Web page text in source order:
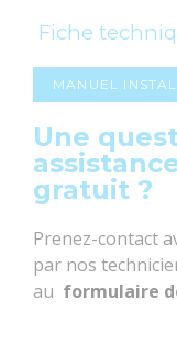
Fiche
MANUEL
Une
gratuit ?
Prenez-contact
par nos
au formulaire